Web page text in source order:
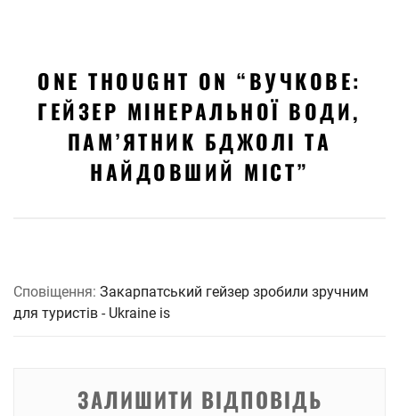
ONE THOUGHT ON “ВУЧКОВЕ:
ГЕЙЗЕР МІНЕРАЛЬНОЇ ВОДИ,
ПАМ’ЯТНИК БДЖОЛІ ТА
НАЙДОВШИЙ МІСТ”
Сповіщення: Закарпатський гейзер зробили зручним
для туристів - Ukraine is
ЗАЛИШИТИ ВІДПОВІДЬ